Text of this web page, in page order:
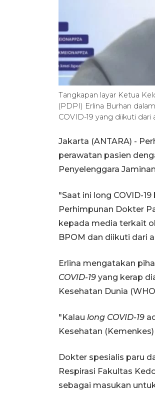
Tangkapan layar Ketua
(PDPI) Erlina Burhan
COVID-19 yang diikuti dari
Jakarta (ANTARA) -
perawatan pasien
Penyelenggara
"Saat ini long COVID-
Perhimpunan Dokter
kepada media terkait
BPOM dan diikuti dari
Erlina mengatakan
COVID-19 yang kerap
Kesehatan Dunia
"Kalau long COVID-19
Kesehatan
Dokter spesialis paru
Respirasi Fakultas
sebagai masukan